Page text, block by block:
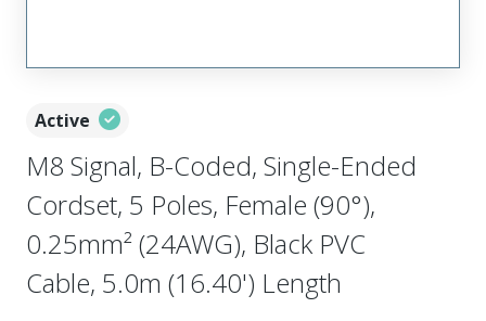
Active
M8 Signal, B-Coded, Single-Ended
Cordset, 5 Poles, Female (90°),
0.25mm² (24AWG), Black PVC
Cable, 5.0m (16.40') Length